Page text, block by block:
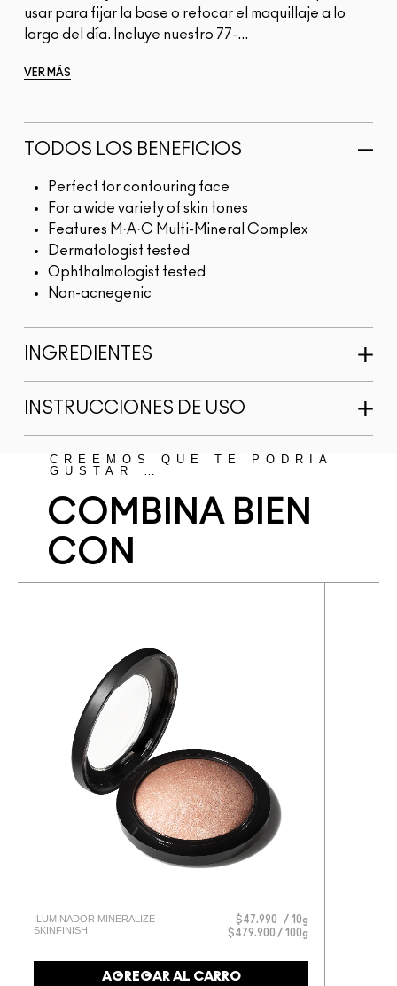
usar para fijar la base o retocar el maquillaje a lo
largo del día. Incluye nuestro 77-...
VER MÁS
TODOS LOS BENEFICIOS
Perfect for contouring face
For a wide variety of skin tones
Features M·A·C Multi-Mineral Complex
Dermatologist tested
Ophthalmologist tested
Non-acnegenic
INGREDIENTES
INSTRUCCIONES DE USO
CREEMOS QUE TE PODRÍA
GUSTAR …
COMBINA BIEN
CON
ILUMINADOR MINERALIZE
SKINFINISH
$47.990
10g
$479.900 / 100g
AGREGAR AL CARRO